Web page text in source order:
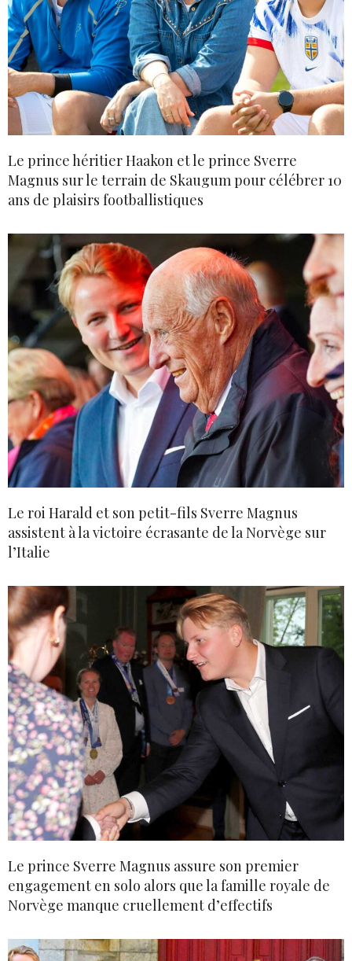
Le prince héritier Haakon et le prince Sverre
Magnus sur le terrain de Skaugum pour célébrer 10
ans de plaisirs footballistiques
Le roi Harald et son petit-fils Sverre Magnus
assistent à la victoire écrasante de la Norvège sur
l’Italie
Le prince Sverre Magnus assure son premier
engagement en solo alors que la famille royale de
Norvège manque cruellement d’effectifs